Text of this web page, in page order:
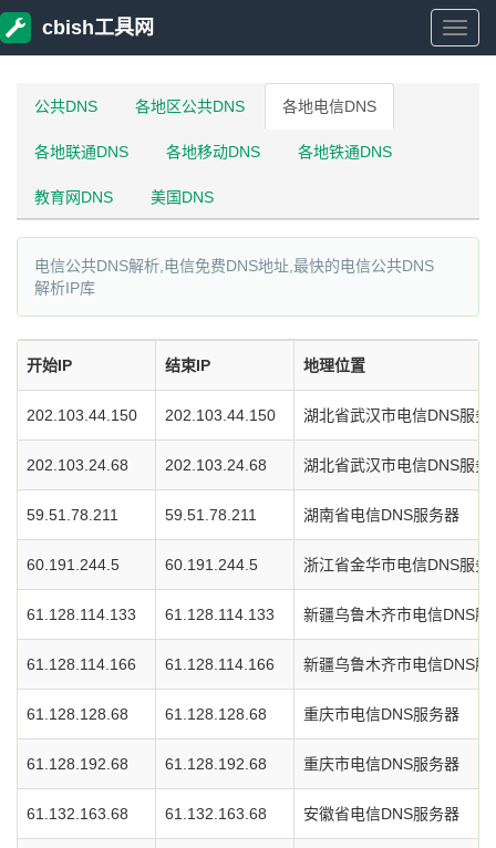
cbish
cbish工具网
公共DNS 各地区公共DNS 各地电信DNS
各地联通DNS 各地移动DNS 各地铁通DNS
教育网DNS 美国DNS
电信公共DNS解析,电信免费DNS地址,最快的电信公共DNS
解析IP库
开始IP 结束IP 地理位置
202.103.44.150 202.103.44.150 湖北省武汉市电信DNS服务
202.103.24.68 202.103.24.68 湖北省武汉市电信DNS服务
59.51.78.211 59.51.78.211 湖南省电信DNS服务器
60.191.244.5 60.191.244.5 浙江省金华市电信DNS服务
61.128.114.133 61.128.114.133 新疆乌鲁木齐市电信DNS服
61.128.114.166 61.128.114.166 新疆乌鲁木齐市电信DNS服
61.128.128.68 61.128.128.68 重庆市电信DNS服务器
61.128.192.68 61.128.192.68 重庆市电信DNS服务器
61.132.163.68 61.132.163.68 安徽省电信DNS服务器